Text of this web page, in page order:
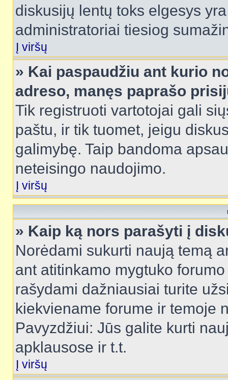
diskusijų lentų toks elgesys
administratoriai tiesiog
Į viršų
» Kai paspaudžiu ant kurio
adreso, manęs paprašo
Tik registruoti vartotojai gali
paštu, ir tik tuomet, jeigu
galimybę. Taip bandoma
neteisingo naudojimo.
Į viršų
» Kaip ką nors parašyti į
Norėdami sukurti naują temą
ant atitinkamo mygtuko
rašydami dažniausiai turite
kiekviename forume ir temoje
Pavyzdžiui: Jūs galite kurti
apklausose ir t.t.
Į viršų